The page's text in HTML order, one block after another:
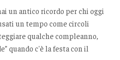
un antico ricordo per chi oggi
un tempo come circoli
qualche compleanno,
quando c'è la festa con il